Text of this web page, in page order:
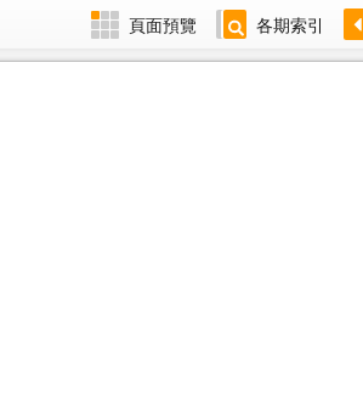
頁面預覽 各期索引